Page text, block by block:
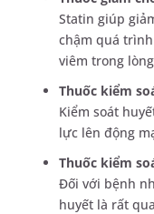
Statin giúp
chậm quá
viêm trong
Thuốc kiểm
Kiểm soát
lực lên động
Thuốc kiểm
Đối với bệnh
huyết là rất